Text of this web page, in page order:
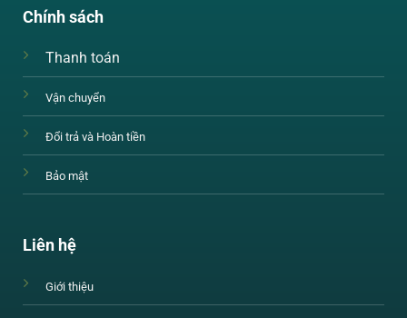
Chính sách
Thanh toán
Vận chuyển
Đổi trả và Hoàn tiền
Bảo mật
Liên hệ
Giới thiệu